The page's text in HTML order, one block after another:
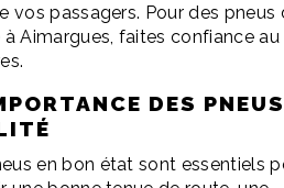
vos passagers. Pour des pneus
Aimargues, faites confiance au
DES
en bon état sont essentiels